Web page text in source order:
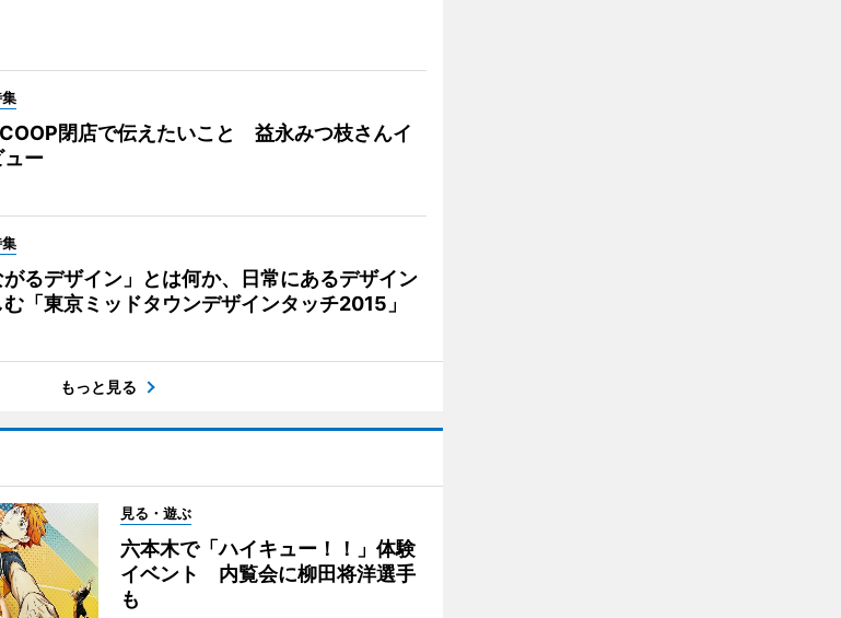
閉店で伝えたいこと 益永みつ枝さんイ
ュー
がるデザイン」とは何か、日常にあるデザイン
「東京ミッドタウンデザインタッチ2015」
もっと見る
見る・遊ぶ
六本木で「ハイキュー！！」体験
イベント 内覧会に柳田将洋選手
も